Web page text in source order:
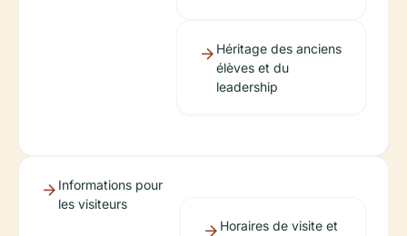
Héritage des anciens
élèves et du
leadership
Informations pour
les visiteurs
Horaires de visite et